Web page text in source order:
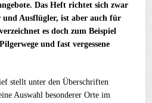
Das Heft richtet sich zwar
Ausflügler, ist aber auch für
es doch zum Beispiel
und fast vergessene
stellt unter den Überschriften
Auswahl besonderer Orte im